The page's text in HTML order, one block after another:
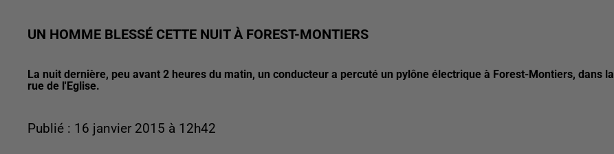
UN HOMME BLESSÉ CETTE NUIT À FOREST-MONTIERS
La nuit dernière, peu avant 2 heures du matin, un conducteur a percuté un pylône électrique à Forest-Montiers, dans la
rue de l'Eglise.
Publié : 16 janvier 2015 à 12h42